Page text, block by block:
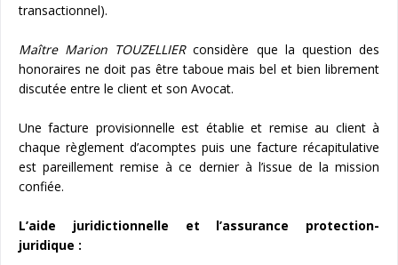
transactionnel).
Maître Marion TOUZELLIERconsidère que la question des
honoraires ne doit pas être taboue mais bel et bien librement
discutée entre le client et son Avocat.
Une facture provisionnelle est établie et remise au client à
chaque règlement d’acomptes puis une facture récapitulative
est pareillement remise à ce dernier à l’issue de la mission
confiée.
L’aide juridictionnelle et l’assurance protection-
juridique :